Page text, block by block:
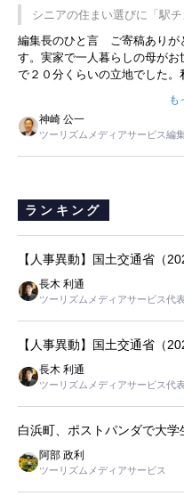
です。永井社長は、駐車場に
ことに目をつけ、高級商品でも
事を懐かしく読みました。
シニアの住まい選びに「駅
暮らし
編集長のひと言 ご寄稿ありが
す。実家で一人暮らしの母が
で２０分くらいの立地でした
ました。母の住まいから近い
すが、私と妹にとっては、半
は、当人だけではなく、世話
と思いました。
も
神崎 公一
ツーリズムメディアサービス編
ランキング
【人事異動】国土交通省（
長木 利通
ツーリズムメディアサービス代
【人事異動】国土交通省（
長木 利通
ツーリズムメディアサービス代
白浜町、ポストパンダで大
阿部 政利
ツーリズムメディアサービス